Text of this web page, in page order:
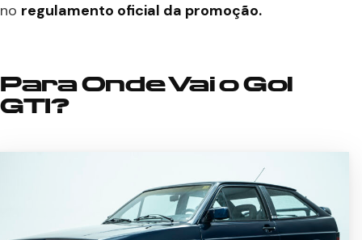
no regulamento oficial da promoção.
Para Onde Vai o Gol
GTI?